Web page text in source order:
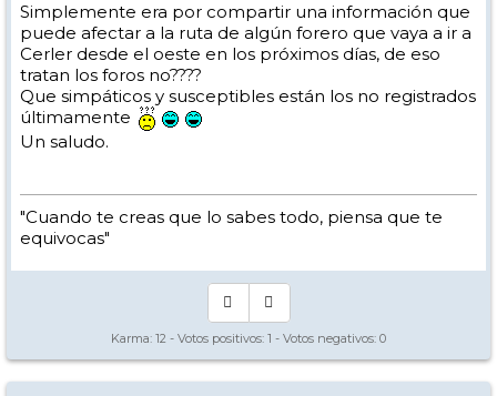
Simplemente era por compartir una información que
puede afectar a la ruta de algún forero que vaya a ir a
Cerler desde el oeste en los próximos días, de eso
tratan los foros no????
Que simpáticos y susceptibles están los no registrados
últimamente
Un saludo.
"Cuando te creas que lo sabes todo, piensa que te
equivocas"
Karma: 12 - Votos positivos: 1 - Votos negativos: 0